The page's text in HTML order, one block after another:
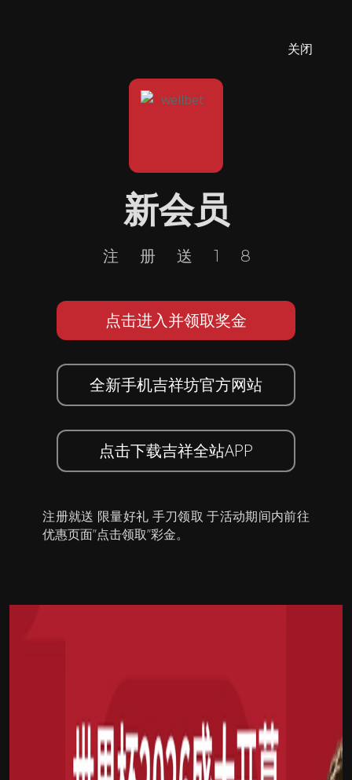
关闭
新会员
注册送18
点击进入并领取奖金
全新手机吉祥坊官方网站
点击下载吉祥全站APP
注册就送 限量好礼 手刀领取 于活动期间内前往
优惠页面”点击领取”彩金。